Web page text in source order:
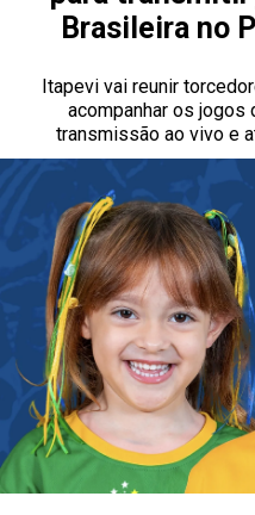
Brasileira no
Itapevi vai reunir
acompanhar os jogos
transmissão ao vivo e